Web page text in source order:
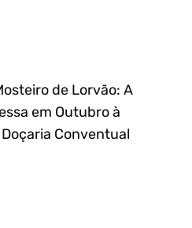
de Lorvão: A
em Outubro à
Conventual